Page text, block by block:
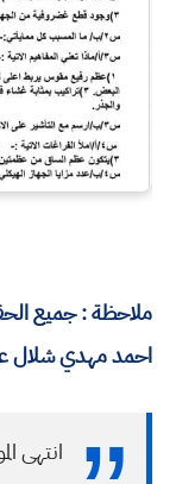
ملاحظة : جميع
احمد مهدي شلال
انتهى